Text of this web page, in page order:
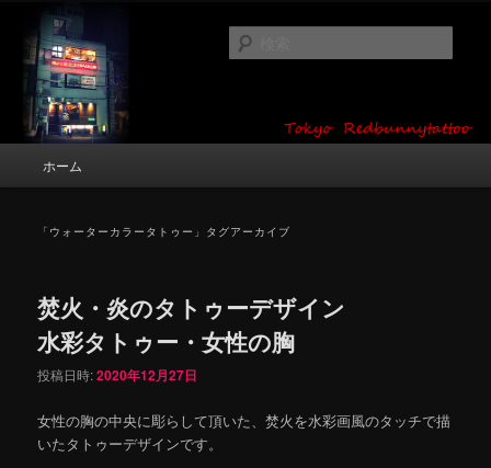
ン
ツ
東京 タトゥースタジオ 吉祥寺 Red
Bunny Tattoo タトゥーデザイン・タ
トゥー画像
タトゥーデザイン・画像の紹介（和彫り・ワンポイント・girl tattoo）
ホーム
「 ウォーターカラータトゥー 」タグアーカイブ
焚火・炎のタトゥーデザイン
水彩タトゥー・女性の胸
投稿日時:2020年12月27日
女性の胸の中央に彫らして頂いた、焚火を水彩画風のタッチで描
いたタトゥーデザインです。